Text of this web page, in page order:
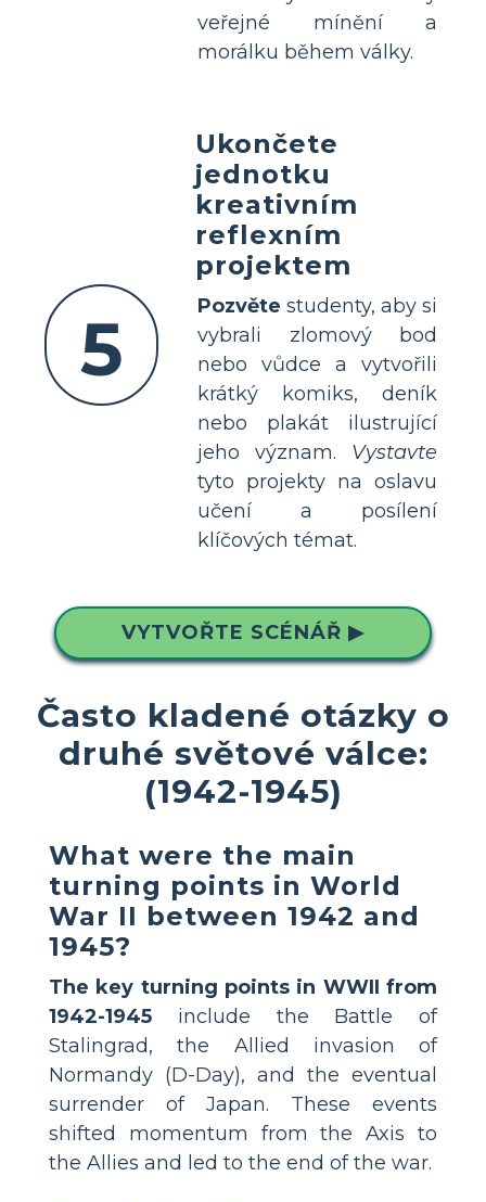
veřejné mínění a
morálku během války.
5
Ukončete
jednotku
kreativním
reflexním
projektem
Pozvěte studenty, aby si
vybrali zlomový bod
nebo vůdce a vytvořili
krátký komiks, deník
nebo plakát ilustrující
jeho význam. Vystavte
tyto projekty na oslavu
učení a posílení
klíčových témat.
VYTVOŘTE SCÉNÁŘ ▶
Často kladené otázky o
druhé světové válce:
(1942-1945)
What were the main
turning points in World
War II between 1942 and
1945?
The key turning points in WWII from
1942-1945 include the Battle of
Stalingrad, the Allied invasion of
Normandy (D-Day), and the eventual
surrender of Japan. These events
shifted momentum from the Axis to
the Allies and led to the end of the war.